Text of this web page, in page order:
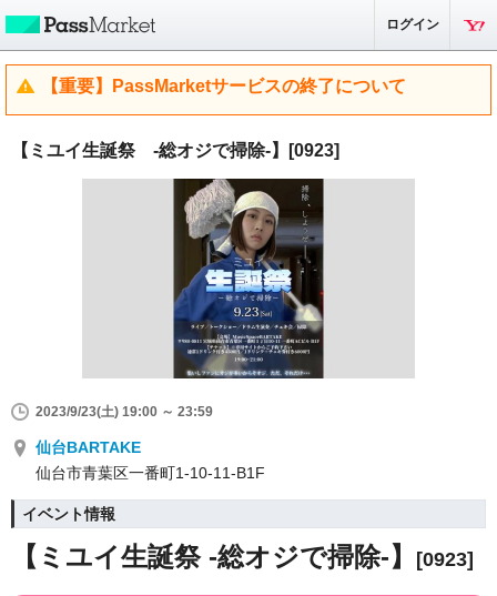
ログイン
【重要】PassMarketサービスの終了について
【ミユイ生誕祭 -総オジで掃除-】[0923]
2023/9/23(土) 19:00 ～ 23:59
仙台BARTAKE
仙台市青葉区一番町1-10-11-B1F
イベント情報
【ミユイ生誕祭 -総オジで掃除-】 [0923]